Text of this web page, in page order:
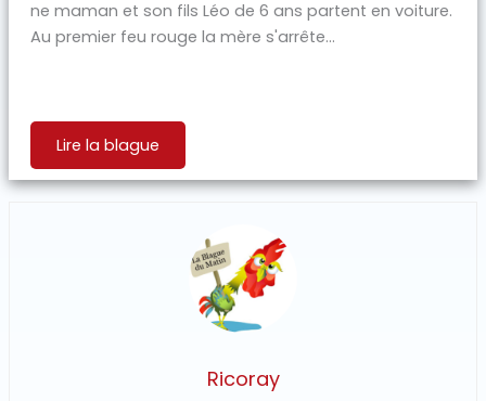
ne maman et son fils Léo de 6 ans partent en voiture.
Au premier feu rouge la mère s'arrête...
Lire la blague
Ricoray